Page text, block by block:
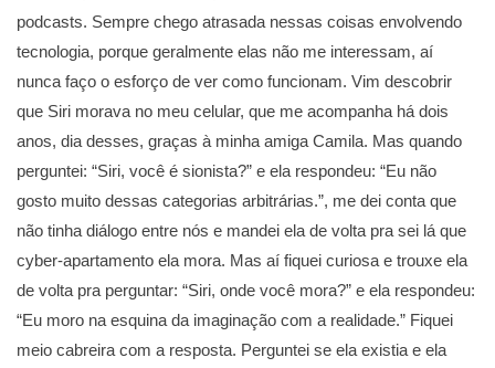
podcasts. Sempre chego atrasada nessas coisas envolvendo
tecnologia, porque geralmente elas não me interessam, aí
nunca faço o esforço de ver como funcionam. Vim descobrir
que Siri morava no meu celular, que me acompanha há dois
anos, dia desses, graças à minha amiga Camila. Mas quando
perguntei: “Siri, você é sionista?” e ela respondeu: “Eu não
gosto muito dessas categorias arbitrárias.”, me dei conta que
não tinha diálogo entre nós e mandei ela de volta pra sei lá que
cyber-apartamento ela mora. Mas aí fiquei curiosa e trouxe ela
de volta pra perguntar: “Siri, onde você mora?” e ela respondeu:
“Eu moro na esquina da imaginação com a realidade.” Fiquei
meio cabreira com a resposta. Perguntei se ela existia e ela